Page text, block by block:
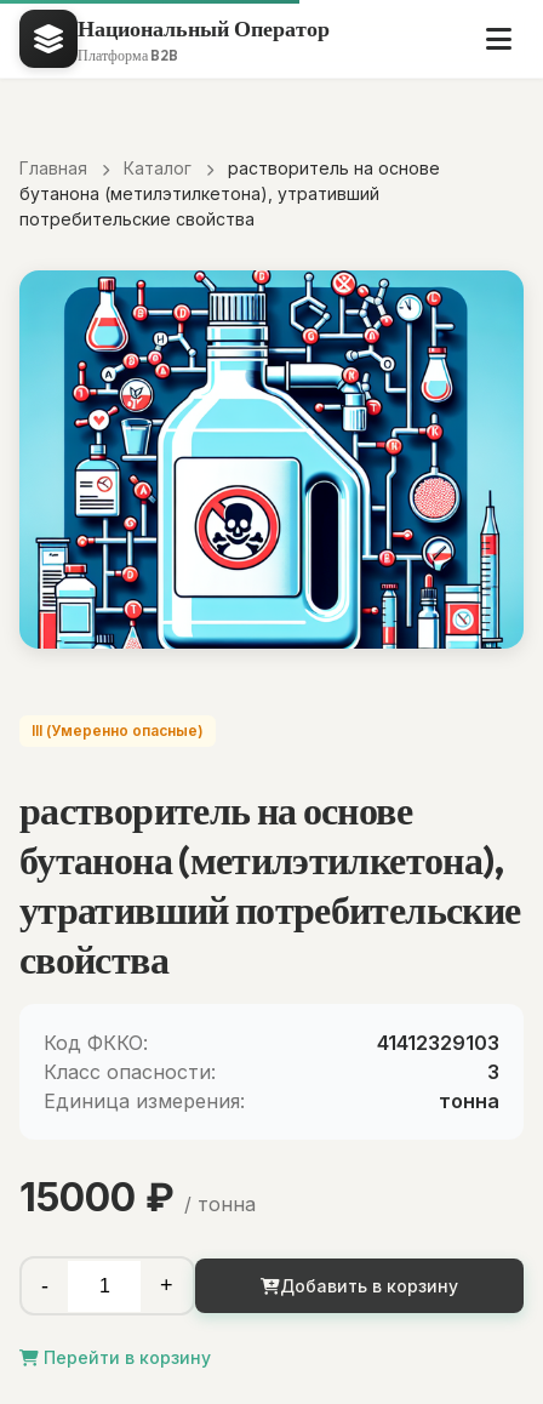
Национальный Оператор
Платформа B2B
Главная Каталог
растворитель на основе
бутанона (метилэтилкетона), утративший
потребительские свойства
III (Умеренно опасные)
растворитель на основе
бутанона (метилэтилкетона),
утративший потребительские
свойства
Код ФККО:
41412329103
Класс опасности:
3
Единица измерения:
тонна
15000 ₽ / тонна
- + Добавить в корзину
Перейти в корзину